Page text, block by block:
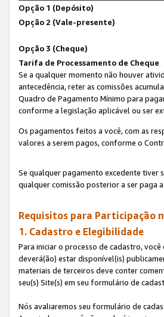
Opção 1 (Depósito)
Opção 2 (Vale-presente)
Opção 3 (Cheque)
Tarifa de Processamento de Cheque
Se a qualquer momento não houver
antecedência, reter as comissões
Quadro de Pagamento Mínimo para
conforme a legislação aplicável ou ser
Os pagamentos feitos a você, com as
valores a serem pagos, conforme o
Se qualquer pagamento excedente tiver
qualquer comissão posterior a ser paga
Requisitos para Participação
1. Cadastro e Elegibilidade
Para iniciar o processo de cadastro,
deverá(ão) estar disponível(is)
materiais de terceiros deve conter
seu(s) Site(s) em seu formulário de
Nós avaliaremos seu formulário de